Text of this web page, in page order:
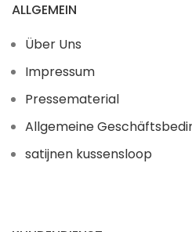
ALLGEMEIN
Über Uns
Impressum
Pressematerial
Allgemeine
satijnen kussensloop